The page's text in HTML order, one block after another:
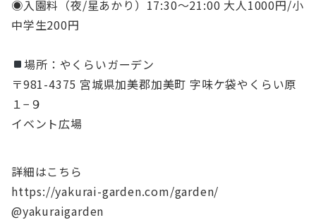
◉入園料（夜/星あかり）17:30〜21:00 大人1000円/小
中学生200円
場所：やくらいガーデン
〒981-4375 宮城県加美郡加美町 字味ケ袋やくらい原
１−９
イベント広場
詳細はこちら
https://yakurai-garden.com/garden/
@yakuraigarden